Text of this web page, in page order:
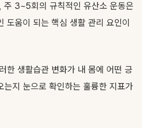
주 3~5회의 규칙적인 유산소 운동은
도움이 되는 핵심 생활 관리 요인이
한 생활습관 변화가 내 몸에 어떤 긍
는지 눈으로 확인하는 훌륭한 지표가